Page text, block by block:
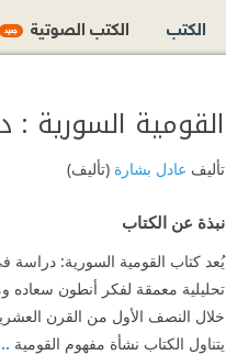
القومية السورية
تأليف عادل بشارة(تأليف)
نبذة عن الكتاب
يُعد كتاب القومية السورية:
تحليلية معمقة لفكر أنطون سعاده
خلال النصف الأول من القرن
يتناول الكتاب نشأة مفهوم القومية
الكتب الكتب الصوتية جديد